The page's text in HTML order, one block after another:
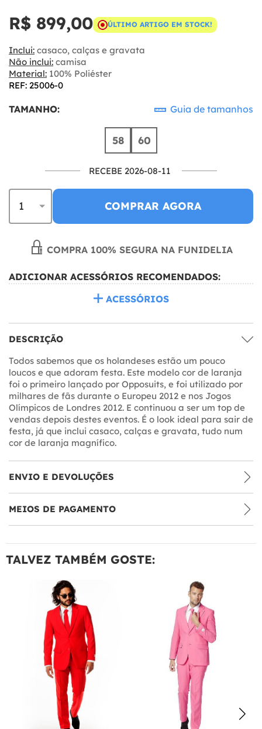
R$ 899,00 ÚLTIMO ARTIGO EM STOCK!
Inclui: casaco, calças e gravata
Não inclui: camisa
Material: 100% Poliéster
REF: 25006-0
TAMANHO: Guia de tamanhos
58 60
RECEBE 2026-08-11
COMPRAR AGORA
COMPRA 100% SEGURA NA FUNIDELIA
ADICIONAR ACESSÓRIOS RECOMENDADOS:
ACESSÓRIOS
DESCRIÇÃO
Todos sabemos que os holandeses estão um pouco
loucos e que adoram festa. Este modelo cor de laranja
foi o primeiro lançado por Opposuits, e foi utilizado por
milhares de fãs durante o Europeu 2012 e nos Jogos
Olímpicos de Londres 2012. E continuou a ser um top de
vendas depois destes eventos. É o look ideal para sair de
festa, já que inclui casaco, calças e gravata, tudo num
cor de laranja magnífico.
ENVIO E DEVOLUÇÕES
MEIOS DE PAGAMENTO
TALVEZ TAMBÉM GOSTE: